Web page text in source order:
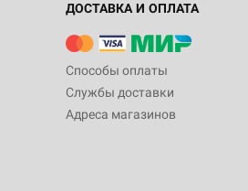
ДОСТАВКА И ОПЛАТА
Способы оплаты
Службы доставки
Адреса магазинов